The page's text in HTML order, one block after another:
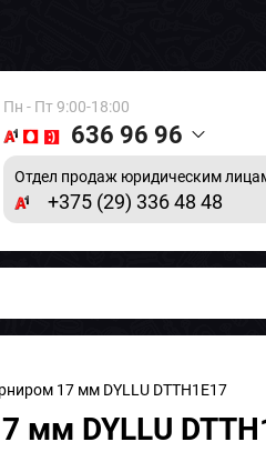
Пн - Пт 9:00-18:00
636 96 96
Отдел продаж юридическим
+375 (29) 336 48 48
17 мм DYLLU DTTH1E17
DYLLU